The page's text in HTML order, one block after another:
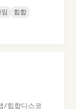
힙합
/힙합디스코